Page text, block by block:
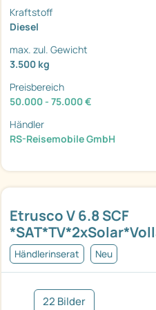
Etrusco V 6.8 SCF
Händlerinserat Neu
22 Bilder
Kraftstoff
Diesel
max. zul. Gewicht
3.500 kg
Preisbereich
50.000 - 75.000 €
Händler
RS-Reisemobile GmbH